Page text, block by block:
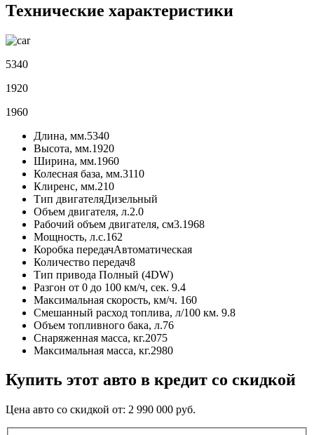
Технические характеристики
5340
1920
1960
Длина, мм.5340
Высота, мм.1920
Ширина, мм.1960
Колесная база, мм.3110
Клиренс, мм.210
Тип двигателяДизельный
Объем двигателя, л.2.0
Рабочий объем двигателя, см3.1968
Мощность, л.с.162
Коробка передачАвтоматическая
Количество передач8
Тип привода Полный (4DW)
Разгон от 0 до 100 км/ч, сек. 9.4
Максимальная скорость, км/ч. 160
Смешанный расход топлива, л/100 км. 9.8
Объем топливного бака, л.76
Снаряженная масса, кг.2075
Максимальная масса, кг.2980
Купить этот авто в кредит со скидкой
Цена авто со скидкой от: 2 990 000 руб.